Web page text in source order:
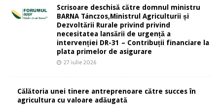
Scrisoare deschisă către domnul ministru
BARNA Tánczos,Ministrul Agriculturii și
Dezvoltării Rurale privind privind
necesitatea lansării de urgență a
intervenției DR-31 – Contribuții financiare la
plata primelor de asigurare
27 iulie 2026
Călătoria unei tinere antreprenoare către succes în
agricultura cu valoare adăugată